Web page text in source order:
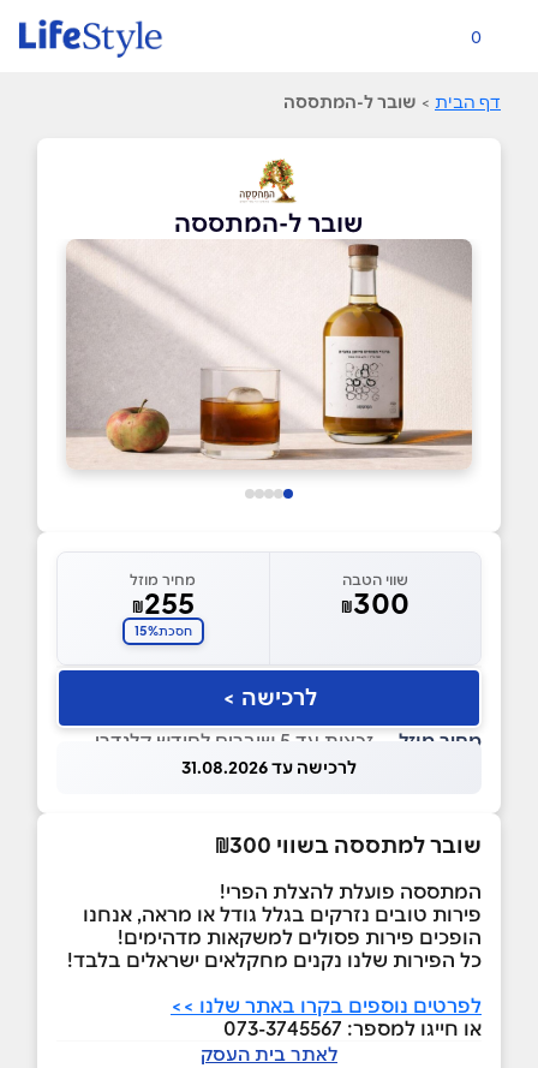
0
דף הבית > שובר ל-המתססה
שובר ל-המתססה
שווי הטבה
₪300
מחיר מוזל
₪255
חסכת15%
לרכישה >
מחיר מוזל — זכאות עד 5 שוברים לחודש קלנדרי
לרכישה עד 31.08.2026
שובר למתססה בשווי ₪300
המתססה פועלת להצלת הפרי!
פירות טובים נזרקים בגלל גודל או מראה, אנחנו
הופכים פירות פסולים למשקאות מדהימים!
כל הפירות שלנו נקנים מחקלאים ישראלים בלבד!
לפרטים נוספים בקרו באתר שלנו >>
או חייגו למספר: 073-3745567
לאתר בית העסק